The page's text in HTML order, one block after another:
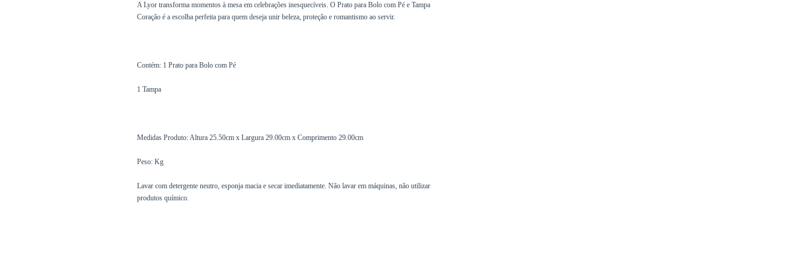
A Lyor transforma momentos à mesa em celebrações inesquecíveis. O Prato para Bolo com Pé e Tampa
Coração é a escolha perfeita para quem deseja unir beleza, proteção e romantismo ao servir.
Contém: 1 Prato para Bolo com Pé
1 Tampa
Medidas Produto: Altura 25.50cm x Largura 29.00cm x Comprimento 29.00cm
Peso: Kg
Lavar com detergente neutro, esponja macia e secar imediatamente. Não lavar em máquinas, não utilizar
produtos químico.